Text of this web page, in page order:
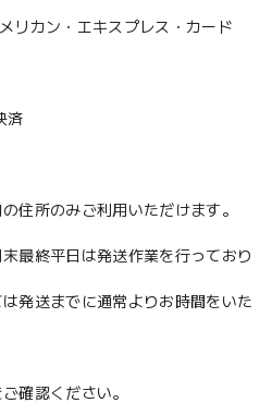
カン・エキスプレス・カード
済
住所のみご利用いただけます。
最終平日は発送作業を行っており
発送までに通常よりお時間をいた
確認ください。